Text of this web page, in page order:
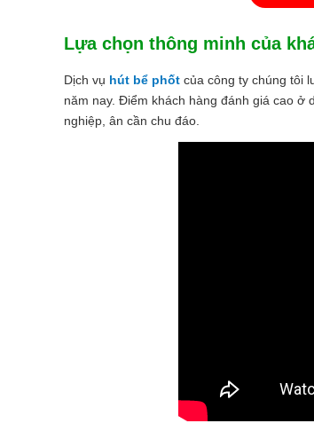
Lựa chọn thông minh của
Dịch vụ hút bể phốt của công ty chúng tôi
năm nay. Điểm khách hàng đánh giá cao ở
nghiệp, ân cần chu đáo.